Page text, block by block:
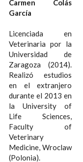
Carmen Colás
García
Licenciada en
Veterinaria por la
Universidad de
Zaragoza (2014).
Realizó estudios
en el extranjero
durante el 2013 en
la University of
Life Sciences,
Faculty of
Veterinary
Medicine, Wroclaw
(Polonia).